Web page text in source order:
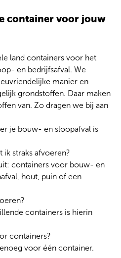
container voor jouw
land containers voor het
en bedrijfsafval. We
manier en
grondstoffen. Daar maken
van. Zo dragen we bij aan
je bouw- en sloopafval is
straks afvoeren?
containers voor bouw- en
hout, puin of een
containers is hierin
containers?
voor één container.